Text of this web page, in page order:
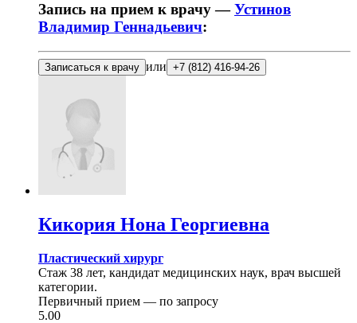
Запись на прием к врачу —Устинов
Владимир Геннадьевич:
Записаться к врачу или +7 (812) 416-94-26
Кикория Нона Георгиевна
Пластический хирург
Стаж 38 лет, кандидат медицинских наук, врач высшей
категории.
Первичный прием — по запросу
5.00